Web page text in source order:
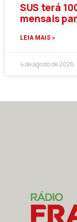
SUS terá
mensais
LEIA MAIS »
4 de agosto de 2026